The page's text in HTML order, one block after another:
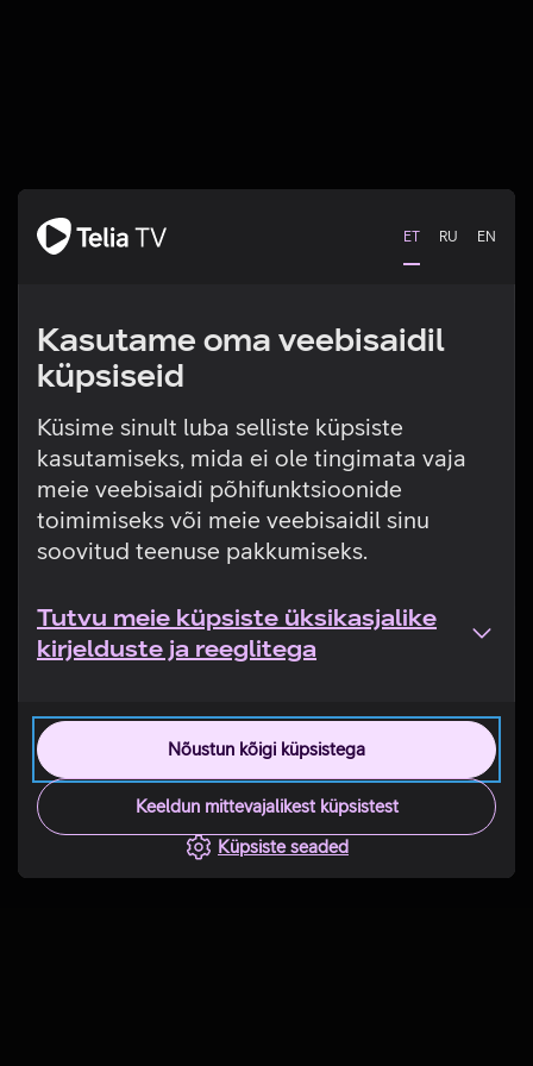
ET RU EN
Kasutame oma veebisaidil
küpsiseid
Küsime sinult luba selliste küpsiste
kasutamiseks, mida ei ole tingimata vaja
meie veebisaidi põhifunktsioonide
toimimiseks või meie veebisaidil sinu
soovitud teenuse pakkumiseks.
Tutvu meie küpsiste üksikasjalike
kirjelduste ja reeglitega
Nõustun kõigi küpsistega
Keeldun mittevajalikest küpsistest
Küpsiste seaded
Tehniline viga